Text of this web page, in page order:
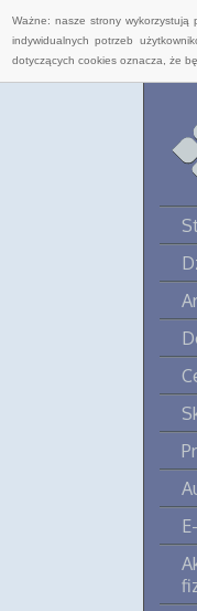
Ważne: nasze strony
indywidualnych potrzeb
dotyczących cookies oznacza, że